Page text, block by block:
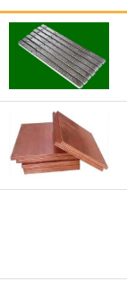
亿美元
高50%。
芝加哥
INC）：
业务拓
全球科